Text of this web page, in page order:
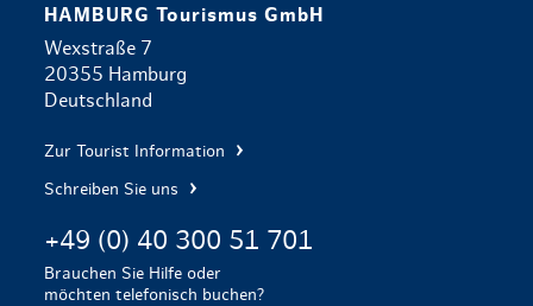
HAMBURG Tourismus GmbH
Wexstraße 7
20355 Hamburg
Deutschland
Zur Tourist Information
Schreiben Sie uns
+49 (0) 40 300 51 701
Brauchen Sie Hilfe oder
möchten telefonisch buchen?